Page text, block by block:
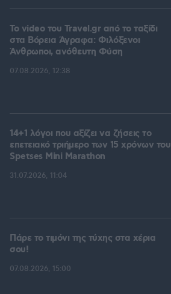
To video του Travel.gr από το ταξίδι
στα Βόρεια Άγραφα: Φιλόξενοι
Άνθρωποι, ανόθευτη Φύση
07.08.2026, 12:38
14+1 λόγοι που αξίζει να ζήσεις το
επετειακό τριήμερο των 15 χρόνων του
Spetses Mini Marathon
31.07.2026, 11:04
Πάρε το τιμόνι της τύχης στα χέρια
σου!
07.08.2026, 15:00